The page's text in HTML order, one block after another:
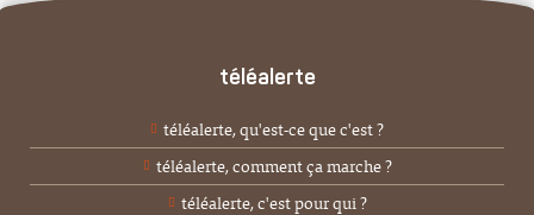
téléalerte
téléalerte, qu'est-ce que c'est ?
téléalerte, comment ça marche ?
téléalerte, c'est pour qui ?